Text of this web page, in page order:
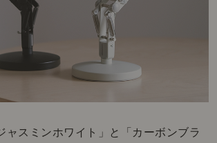
ャスミンホワイト」と「カーボンブラ